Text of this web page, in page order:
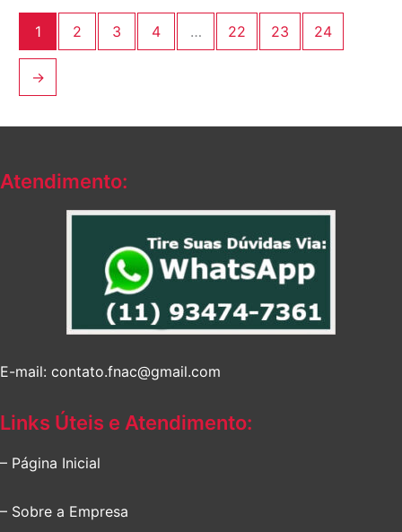
1 2 3 4 … 22 23 24
→
Atendimento:
E-mail: contato.fnac@gmail.com
Links Úteis e Atendimento:
– Página Inicial
– Sobre a Empresa